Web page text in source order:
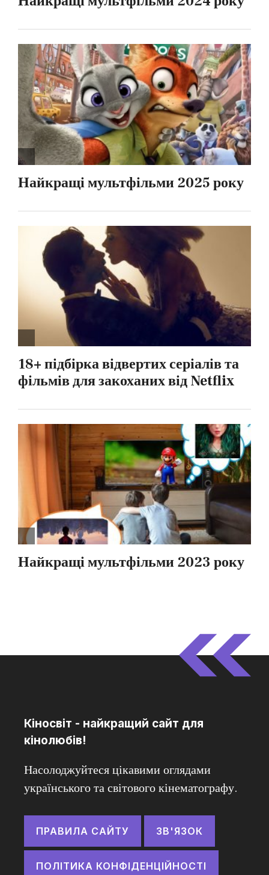
Кіносвіт - найкращий сайт для
кінолюбів!
Насолоджуйтеся цікавими оглядами
українського та світового кінематографу.
ПРАВИЛА САЙТУ ЗВ'ЯЗОК
ПОЛІТИКА КОНФІДЕНЦІЙНОСТІ